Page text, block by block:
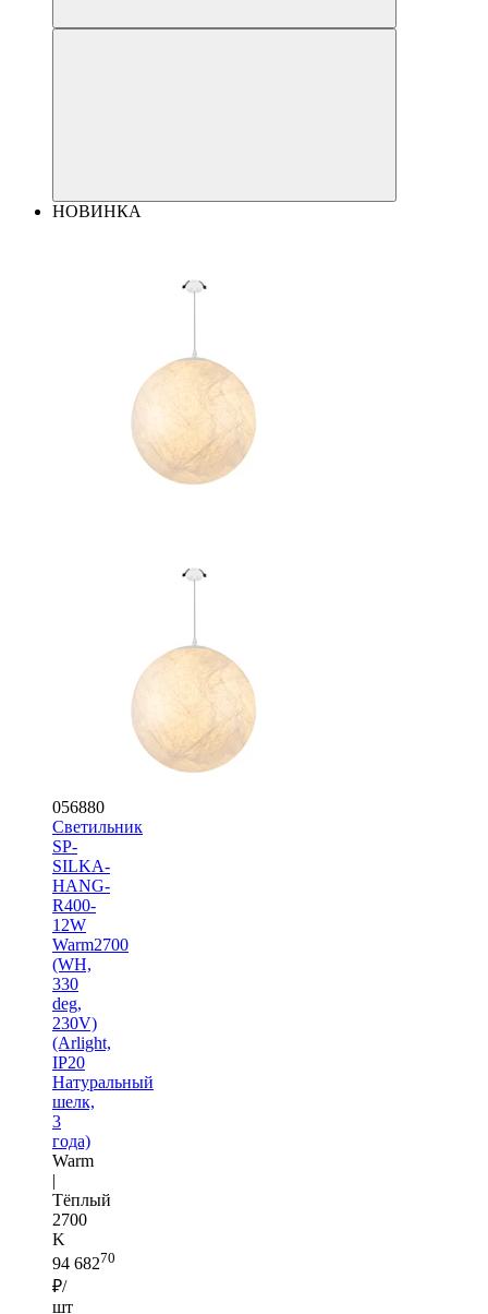
НОВИНКА
056880
Светильник
SP-
SILKA-
HANG-
R400-
12W
Warm2700
(WH,
330
deg,
230V)
(Arlight,
IP20
Натуральный
шелк,
3
года)
Warm
|
Тёплый
2700
K
94 68270
₽/
шт